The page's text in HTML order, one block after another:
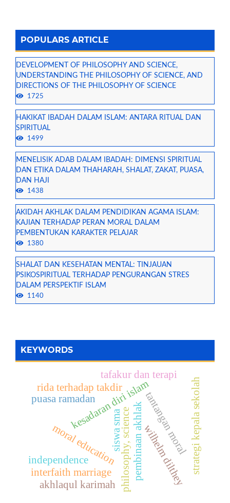
POPULARS ARTICLE
DEVELOPMENT OF PHILOSOPHY AND SCIENCE,
UNDERSTANDING THE PHILOSOPHY OF SCIENCE, AND
DIRECTIONS OF THE PHILOSOPHY OF SCIENCE
1725
HAKIKAT IBADAH DALAM ISLAM: ANTARA RITUAL DAN
SPIRITUAL
1499
MENELISIK ADAB DALAM IBADAH: DIMENSI SPIRITUAL
DAN ETIKA DALAM THAHARAH, SHALAT, ZAKAT, PUASA,
DAN HAJI
1438
AKIDAH AKHLAK DALAM PENDIDIKAN AGAMA ISLAM:
KAJIAN TERHADAP PERAN MORAL DALAM
PEMBENTUKAN KARAKTER PELAJAR
1380
SHALAT DAN KESEHATAN MENTAL: TINJAUAN
PSIKOSPIRITUAL TERHADAP PENGURANGAN STRES
DALAM PERSPEKTIF ISLAM
1140
KEYWORDS
moral education
kesadaran diri islamtantangan moral
philosophy, science
tafakur dan terapi
rida terhadap takdir
interfaith marriage pembinaan akhlak
akhlaqul karimah
strategi kepala sekolah
wilhelm dilthey
puasa ramadan
independence
siswa sma